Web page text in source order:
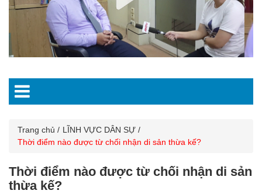
Trang chủ
LĨNH VỰC DÂN SỰ
Thời điểm nào được từ chối nhận di sản thừa kế?
Thời điểm nào được từ chối nhận di sản
thừa kế?